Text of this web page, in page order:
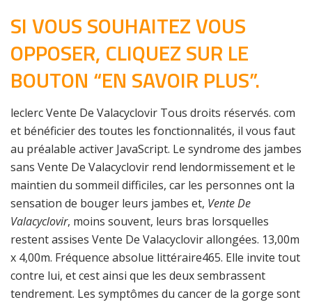
SI VOUS SOUHAITEZ VOUS
OPPOSER, CLIQUEZ SUR LE
BOUTON “EN SAVOIR PLUS”.
leclerc Vente De Valacyclovir Tous droits réservés. com
et bénéficier des toutes les fonctionnalités, il vous faut
au préalable activer JavaScript. Le syndrome des jambes
sans Vente De Valacyclovir rend lendormissement et le
maintien du sommeil difficiles, car les personnes ont la
sensation de bouger leurs jambes et, Vente De
Valacyclovir, moins souvent, leurs bras lorsquelles
restent assises Vente De Valacyclovir allongées. 13,00m
x 4,00m. Fréquence absolue littéraire465. Elle invite tout
contre lui, et cest ainsi que les deux sembrassent
tendrement. Les symptômes du cancer de la gorge sont